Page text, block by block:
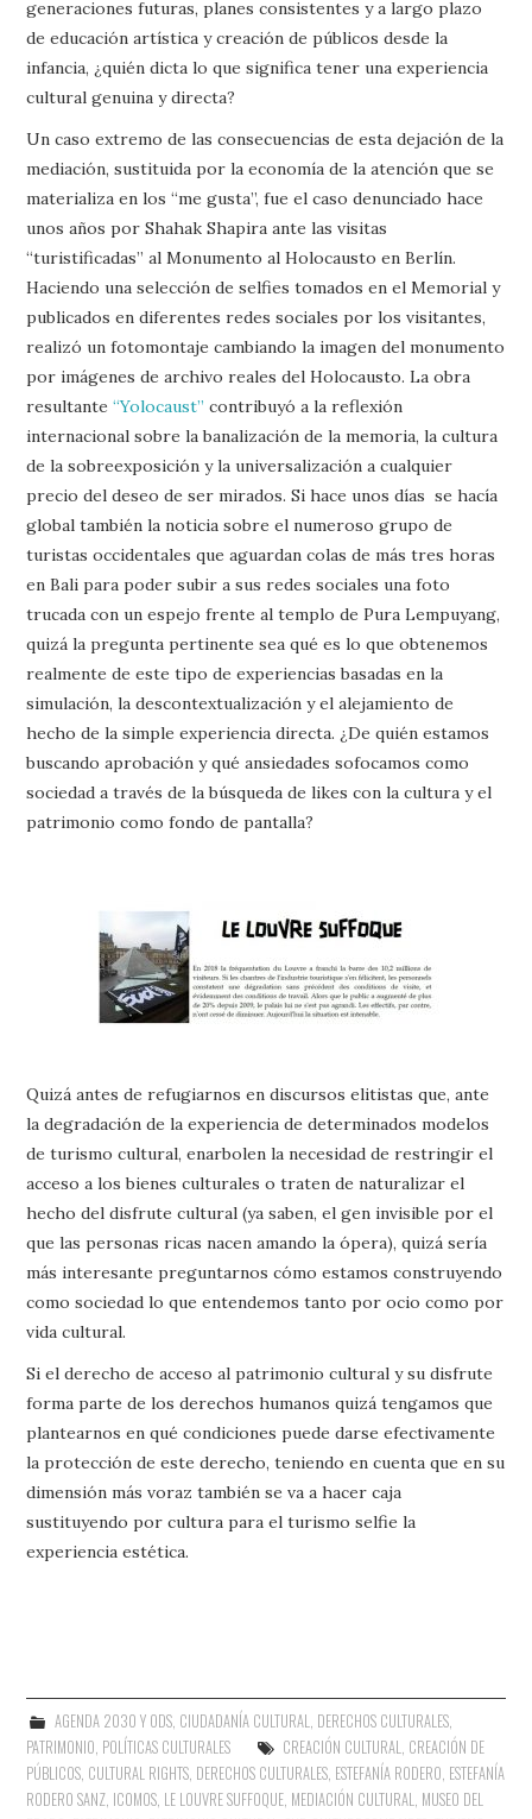
generaciones futuras, planes consistentes y a largo plazo
de educación artística y creación de públicos desde la
infancia, ¿quién dicta lo que significa tener una experiencia
cultural genuina y directa?
Un caso extremo de las consecuencias de esta dejación de la
mediación, sustituida por la economía de la atención que se
materializa en los “me gusta”, fue el caso denunciado hace
unos años por Shahak Shapira ante las visitas
“turistificadas” al Monumento al Holocausto en Berlín.
Haciendo una selección de selfies tomados en el Memorial y
publicados en diferentes redes sociales por los visitantes,
realizó un fotomontaje cambiando la imagen del monumento
por imágenes de archivo reales del Holocausto. La obra
resultante“Yolocaust” contribuyó a la reflexión
internacional sobre la banalización de la memoria, la cultura
de la sobreexposición y la universalización a cualquier
precio del deseo de ser mirados. Si hace unos días se hacía
global también la noticia sobre el numeroso grupo de
turistas occidentales que aguardan colas de más tres horas
en Bali para poder subir a sus redes sociales una foto
trucada con un espejo frente al templo de Pura Lempuyang,
quizá la pregunta pertinente sea qué es lo que obtenemos
realmente de este tipo de experiencias basadas en la
simulación, la descontextualización y el alejamiento de
hecho de la simple experiencia directa. ¿De quién estamos
buscando aprobación y qué ansiedades sofocamos como
sociedad a través de la búsqueda de likes con la cultura y el
patrimonio como fondo de pantalla?
Quizá antes de refugiarnos en discursos elitistas que, ante
la degradación de la experiencia de determinados modelos
de turismo cultural, enarbolen la necesidad de restringir el
acceso a los bienes culturales o traten de naturalizar el
hecho del disfrute cultural (ya saben, el gen invisible por el
que las personas ricas nacen amando la ópera), quizá sería
más interesante preguntarnos cómo estamos construyendo
como sociedad lo que entendemos tanto por ocio como por
vida cultural.
Si el derecho de acceso al patrimonio cultural y su disfrute
forma parte de los derechos humanos quizá tengamos que
plantearnos en qué condiciones puede darse efectivamente
la protección de este derecho, teniendo en cuenta que en su
dimensión más voraz también se va a hacer caja
sustituyendo por cultura para el turismo selfie la
experiencia estética.
AGENDA 2030 Y ODS, CIUDADANÍA CULTURAL, DERECHOS CULTURALES,
PATRIMONIO, POLÍTICAS CULTURALES CREACIÓN CULTURAL, CREACIÓN DE
PÚBLICOS, CULTURAL RIGHTS, DERECHOS CULTURALES, ESTEFANÍA RODERO, ESTEFANÍA
RODERO SANZ, ICOMOS, LE LOUVRE SUFFOQUE, MEDIACIÓN CULTURAL, MUSEO DEL